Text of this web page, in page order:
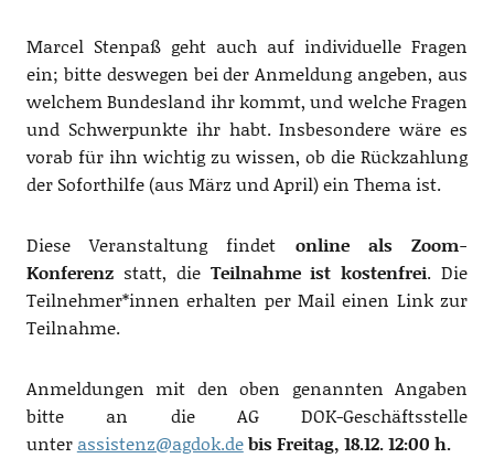
Marcel Stenpaß geht auch auf individuelle Fragen
ein; bitte deswegen bei der Anmeldung angeben, aus
welchem Bundesland ihr kommt, und welche Fragen
und Schwerpunkte ihr habt. Insbesondere wäre es
vorab für ihn wichtig zu wissen, ob die Rückzahlung
der Soforthilfe (aus März und April) ein Thema ist.
Diese Veranstaltung findet online als Zoom-
Konferenzstatt, die Teilnahme ist kostenfrei. Die
Teilnehmer*innen erhalten per Mail einen Link zur
Teilnahme.
Anmeldungen mit den oben genannten Angaben
bitte an die AG DOK-Geschäftsstelle
unter assistenz@agdok.debis Freitag, 18.12. 12:00 h.